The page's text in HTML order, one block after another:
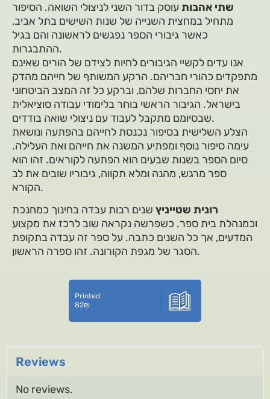
שתי אהבות עוסק בדור השני לניצולי השואה. הסיפור
מתחיל במחצית השנייה של שנות השישים בתל אביב,
כאשר גיבורי הספר נפגשים לראשונה והם בגיל
ההתבגרות.
אנו עדים לקשיי הגיבורים לחיות לצידם של הורים שאינם
מתפקדים כהורי חבריהם. הרקע המשותף של חייהם מהדק
את יחסי החברות שלהם, וברקע כל זה המצב הביטחוני
בישראל. הגיבור הראשי בוחר בלימודי עבודה סוציאלית
שבסיומם מתקבל לעבוד עם ניצולי שואה בודדים.
הצלע השלישית בסיפור נכנסת לחייהם בהפתעה ונושאת
עימה סיפור נוסף ומפתיע המשנה את חייהם ואת העלילה.
סיום הספר בשנות שבעים הוא הפתעה לקוראים. זהו הוא
ספר מרגש, מהנה ומלא תקווה, גיבוריו שובים את לב
הקורא.
רונית שטייניץ שנים רבות עבדה בחינוך כמחנכת
וכמנהלת בית ספר. כשפרשה נקראה שוב לרכז את מקצוע
המדעים, אך כל השנים כתבה. על ספר זה עבדה בתקופת
הסגר של מגפת הקורונה. זהו ספרה הראשון.
Printed
82₪
Reviews
No reviews.